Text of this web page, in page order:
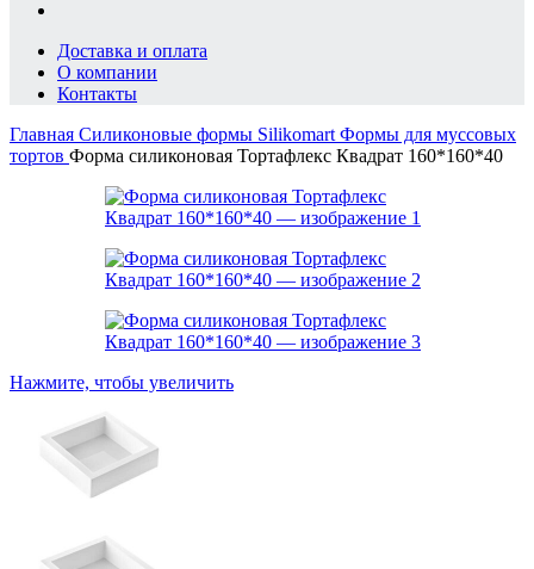
Доставка и оплата
О компании
Контакты
Главная Силиконовые формы Silikomart Формы для муссовых
тортов Форма силиконовая Тортафлекс Квадрат 160*160*40
Нажмите, чтобы увеличить